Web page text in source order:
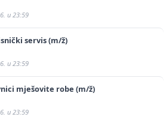
u 23:59
servis (m/ž)
u 23:59
mješovite robe (m/ž)
u 23:59